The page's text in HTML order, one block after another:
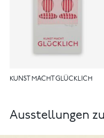
KUNST MACHT GLÜCKLICH
Ausstellungen